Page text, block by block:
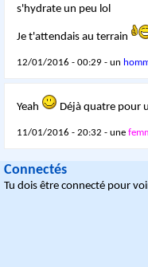
s'hydrate un peu lol
Je t'attendais au terrain
12/01/2016 - 00:29 - un
Yeah Déjà quatre pour
11/01/2016 - 20:32 - une
Connectés
Tu dois être connecté pour